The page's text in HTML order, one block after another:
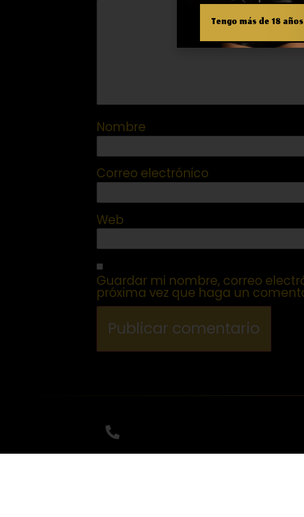
Nombre
Correo electrónico
Web
Guardar mi nombre, correo
próxima vez que haga un
Tengo más de 18 años